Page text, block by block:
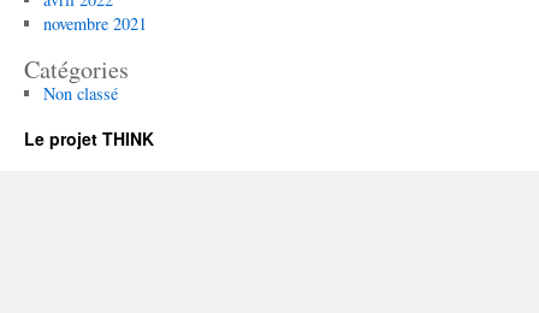
novembre 2021
Catégories
Non classé
Le projet THINK